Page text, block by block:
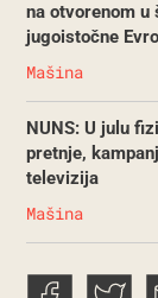
na otvorenom u
jugoistočne
Mašina
NUNS: U julu
pretnje,
televizija
Mašina